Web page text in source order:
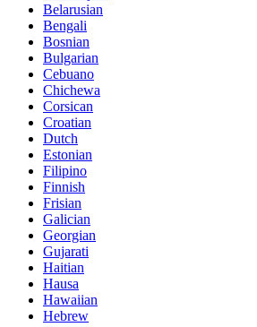
Belarusian
Bengali
Bosnian
Bulgarian
Cebuano
Chichewa
Corsican
Croatian
Dutch
Estonian
Filipino
Finnish
Frisian
Galician
Georgian
Gujarati
Haitian
Hausa
Hawaiian
Hebrew